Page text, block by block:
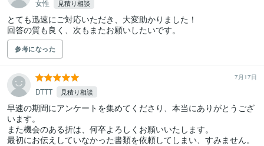
女性 見積り相談
とても迅速にご対応いただき、大変助かりました！
回答の質も良く、次もまたお願いしたいです。
参考になった
7月17日
DTTT 見積り相談
早速の期間にアンケートを集めてくださり、本当にありがとうござ
います。
また機会のある折は、何卒よろしくお願いいたします。
最初にお伝えしていなかった書類を依頼してしまい、すみません。